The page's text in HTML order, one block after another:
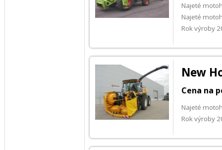
Najeté
Najeté
Rok výroby
New
Cena na
Najeté
Rok výroby